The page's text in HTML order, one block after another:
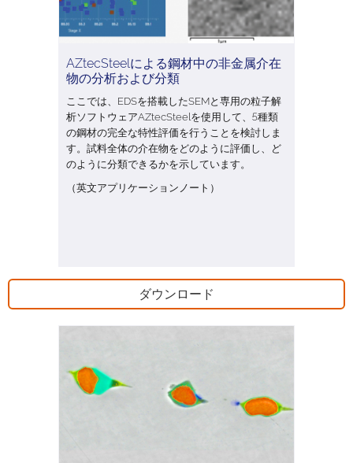
AZtecSteelによる鋼材中の非金属介在
物の分析および分類
ここでは、EDSを搭載したSEMと専用の粒子解
析ソフトウェアAZtecSteelを使用して、5種類
の鋼材の完全な特性評価を行うことを検討しま
す。試料全体の介在物をどのように評価し、ど
のように分類できるかを示しています。
（英文アプリケーションノート）
ダウンロード